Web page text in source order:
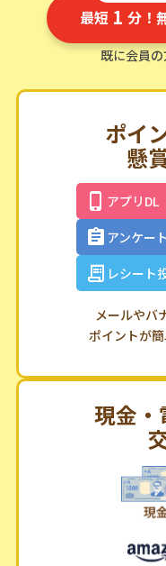
最短 1 分！
既に会員
ポイ
懸
アプリDL
アンケート
レシート
メールやバ
ポイントが
現金・